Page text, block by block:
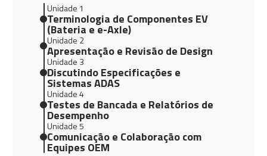
Unidade 1
Terminologia de Componentes EV
(Bateria e e-Axle)
Unidade 2
Apresentação e Revisão de Design
Unidade 3
Discutindo Especificações e
Sistemas ADAS
Unidade 4
Testes de Bancada e Relatórios de
Desempenho
Unidade 5
Comunicação e Colaboração com
Equipes OEM